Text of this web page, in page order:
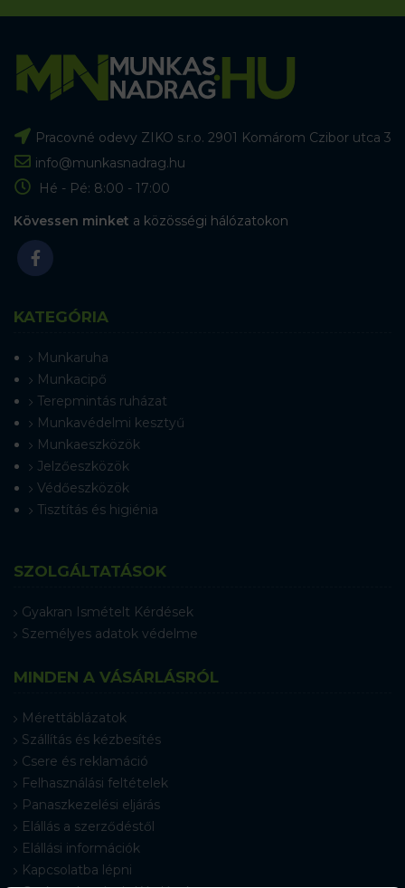
Pracovné odevy ZIKO s.r.o. 2901 Komárom Czibor utca 3
info@munkasnadrag.hu
Hé - Pé: 8:00 - 17:00
Kövessen minket a közösségi hálózatokon
KATEGÓRIA
Munkaruha
Munkacipő
Terepmintás ruházat
Munkavédelmi kesztyű
Munkaeszközök
Jelzőeszközök
Védőeszközök
Tisztítás és higiénia
SZOLGÁLTATÁSOK
Gyakran Ismételt Kérdések
Személyes adatok védelme
MINDEN A VÁSÁRLÁSRÓL
Mérettáblázatok
Szállítás és kézbesítés
Csere és reklamáció
Felhasználási feltételek
Panaszkezelési eljárás
Elállás a szerződéstől
Elállási információk
Kapcsolatba lépni